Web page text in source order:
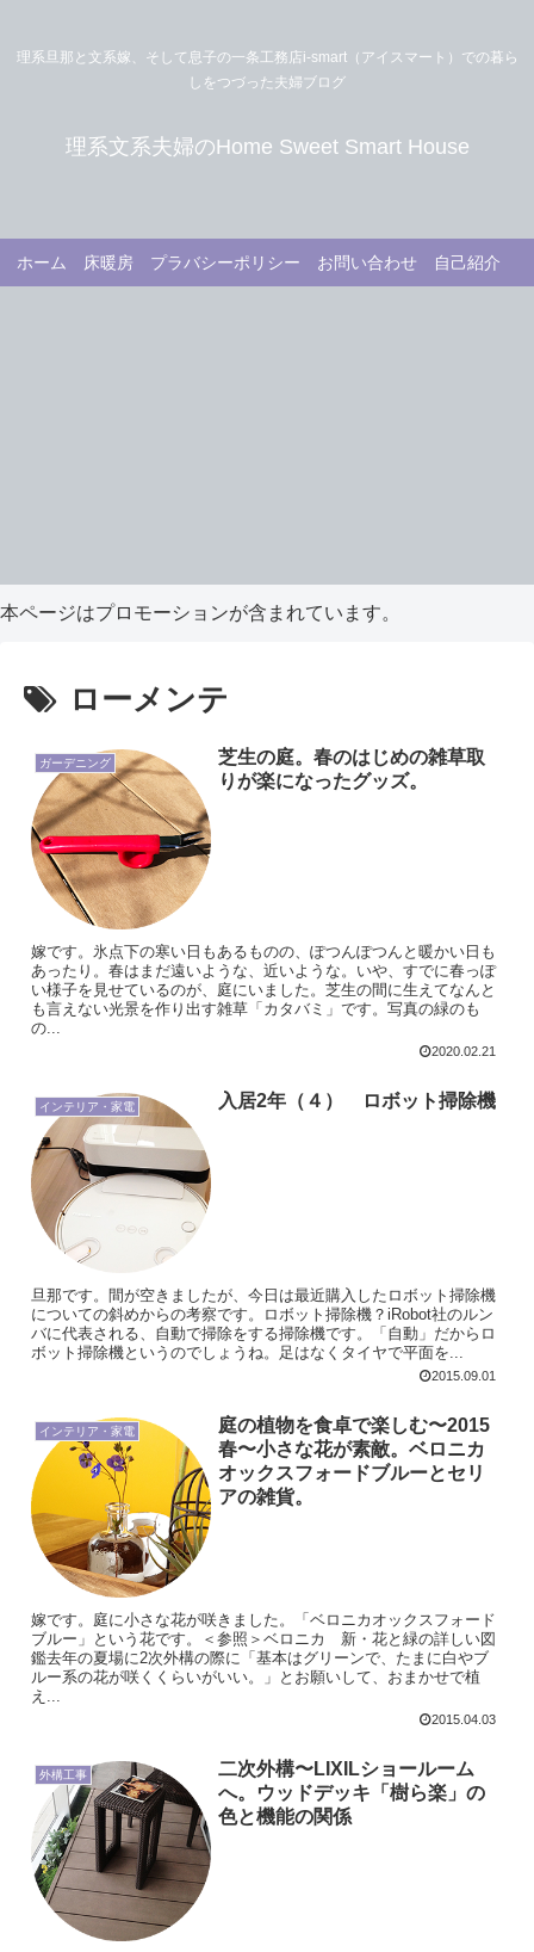
理系旦那と文系嫁、そして息子の一条工務店i-smart（アイスマート）での暮ら
しをつづった夫婦ブログ
理系文系夫婦のHome Sweet Smart House
ホーム 床暖房 プラバシーポリシー お問い合わせ 自己紹介
本ページはプロモーションが含まれています。
ローメンテ
ガーデニング
芝生の庭。春のはじめの雑草取
りが楽になったグッズ。
嫁です。氷点下の寒い日もあるものの、ぽつんぽつんと暖かい日も
あったり。春はまだ遠いような、近いような。いや、すでに春っぽ
い様子を見せているのが、庭にいました。芝生の間に生えてなんと
も言えない光景を作り出す雑草「カタバミ」です。写真の緑のも
の...
2020.02.21
インテリア・家電 入居2年（４） ロボット掃除機
旦那です。間が空きましたが、今日は最近購入したロボット掃除機
についての斜めからの考察です。ロボット掃除機？iRobot社のルン
バに代表される、自動で掃除をする掃除機です。「自動」だからロ
ボット掃除機というのでしょうね。足はなくタイヤで平面を...
2015.09.01
インテリア・家電
庭の植物を食卓で楽しむ〜2015
春〜小さな花が素敵。ベロニカ
オックスフォードブルーとセリ
アの雑貨。
嫁です。庭に小さな花が咲きました。「ベロニカオックスフォード
ブルー」という花です。＜参照＞ベロニカ 新・花と緑の詳しい図
鑑去年の夏場に2次外構の際に「基本はグリーンで、たまに白やブ
ルー系の花が咲くくらいがいい。」とお願いして、おまかせで植
え...
2015.04.03
外構工事
二次外構〜LIXILショールーム
へ。ウッドデッキ「樹ら楽」の
色と機能の関係